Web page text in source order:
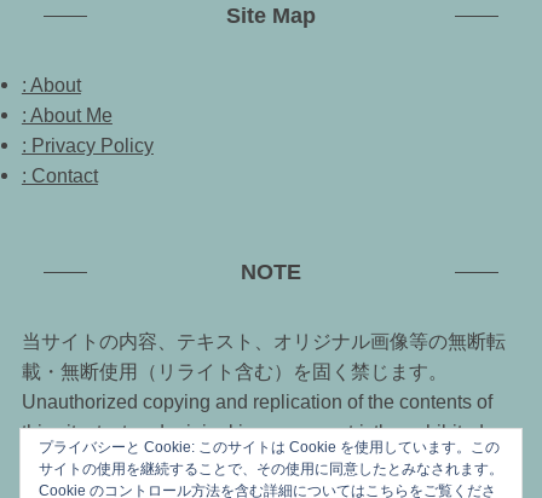
Site Map
: About
: About Me
: Privacy Policy
: Contact
NOTE
当サイトの内容、テキスト、オリジナル画像等の無断転
載・無断使用（リライト含む）を固く禁じます。
Unauthorized copying and replication of the contents of
this site, text and original images are strictly prohibited.
プライバシーと Cookie: このサイトは Cookie を使用しています。この
サイトの使用を継続することで、その使用に同意したとみなされます。
Cookie のコントロール方法を含む詳細についてはこちらをご覧くださ